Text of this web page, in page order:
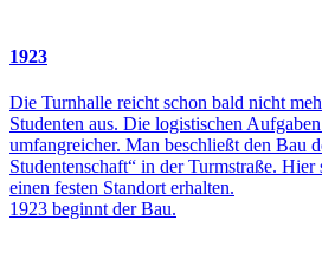
1923
Die Turnhalle reicht schon bald nicht
Studenten aus. Die logistischen
umfangreicher. Man beschließt den Bau
Studentenschaft“ in der Turmstraße.
einen festen Standort erhalten.
1923 beginnt der Bau.